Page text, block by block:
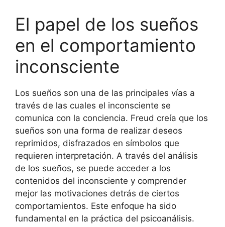
El papel de los sueños
en el comportamiento
inconsciente
Los sueños son una de las principales vías a
través de las cuales el inconsciente se
comunica con la conciencia. Freud creía que los
sueños son una forma de realizar deseos
reprimidos, disfrazados en símbolos que
requieren interpretación. A través del análisis
de los sueños, se puede acceder a los
contenidos del inconsciente y comprender
mejor las motivaciones detrás de ciertos
comportamientos. Este enfoque ha sido
fundamental en la práctica del psicoanálisis.